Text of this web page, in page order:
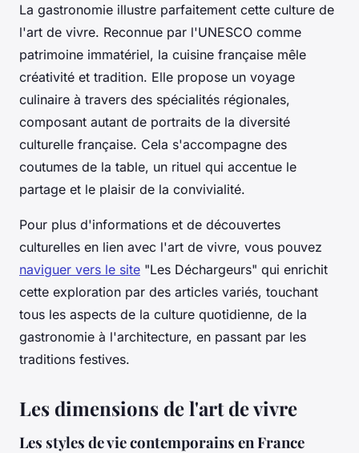
La gastronomie illustre parfaitement cette culture de
l'art de vivre. Reconnue par l'UNESCO comme
patrimoine immatériel, la cuisine française mêle
créativité et tradition. Elle propose un voyage
culinaire à travers des spécialités régionales,
composant autant de portraits de la diversité
culturelle française. Cela s'accompagne des
coutumes de la table, un rituel qui accentue le
partage et le plaisir de la convivialité.
Pour plus d'informations et de découvertes
culturelles en lien avec l'art de vivre, vous pouvez
naviguer vers le site "Les Déchargeurs" qui enrichit
cette exploration par des articles variés, touchant
tous les aspects de la culture quotidienne, de la
gastronomie à l'architecture, en passant par les
traditions festives.
Les dimensions de l'art de vivre
Les styles de vie contemporains en France